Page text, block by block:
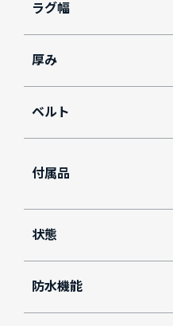
ラグ幅
厚み
ベルト
付属品
状態
防水機能